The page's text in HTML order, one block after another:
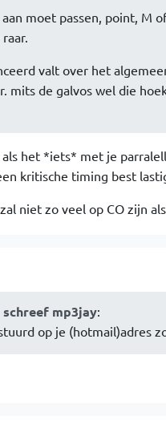
moet passen, point, M
valt over het
mits de galvos wel die
het *iets* met je
kritische timing best
niet zo veel op CO zijn
schreef mp3jay:
op je (hotmail)adres